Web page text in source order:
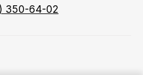
350-64-02